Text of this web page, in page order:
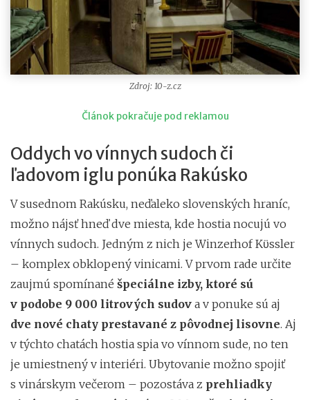
Zdroj: 10-z.cz
Článok pokračuje pod reklamou
Oddych vo vínnych sudoch či
ľadovom iglu ponúka Rakúsko
V susednom Rakúsku, neďaleko slovenských hraníc,
možno nájsť hneď dve miesta, kde hostia nocujú vo
vínnych sudoch. Jedným z nich je Winzerhof Kϋssler
– komplex obklopený vinicami. V prvom rade určite
zaujmú spomínané špeciálne izby, ktoré sú
v podobe 9 000 litrových sudov a v ponuke sú aj
dve nové chaty prestavané z pôvodnej lisovne. Aj
v týchto chatách hostia spia vo vínnom sude, no ten
je umiestnený v interiéri. Ubytovanie možno spojiť
s vinárskym večerom – pozostáva z prehliadky